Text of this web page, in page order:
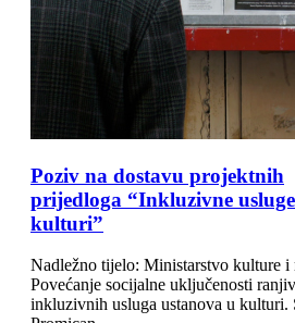
Poziv na dostavu projektnih
prijedloga “Inkluzivne
kulturi”
Nadležno tijelo: Ministarstvo kulture
Povećanje socijalne uključenosti
inkluzivnih usluga ustanova u